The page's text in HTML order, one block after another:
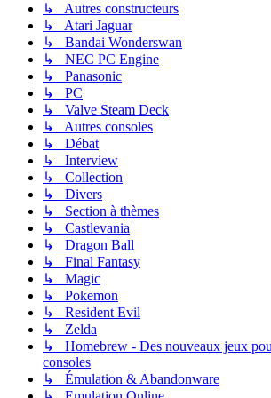
↳ Autres constructeurs
↳ Atari Jaguar
↳ Bandai Wonderswan
↳ NEC PC Engine
↳ Panasonic
↳ PC
↳ Valve Steam Deck
↳ Autres consoles
↳ Débat
↳ Interview
↳ Collection
↳ Divers
↳ Section à thèmes
↳ Castlevania
↳ Dragon Ball
↳ Final Fantasy
↳ Magic
↳ Pokemon
↳ Resident Evil
↳ Zelda
↳ Homebrew - Des nouveaux jeux
consoles
↳ Émulation & Abandonware